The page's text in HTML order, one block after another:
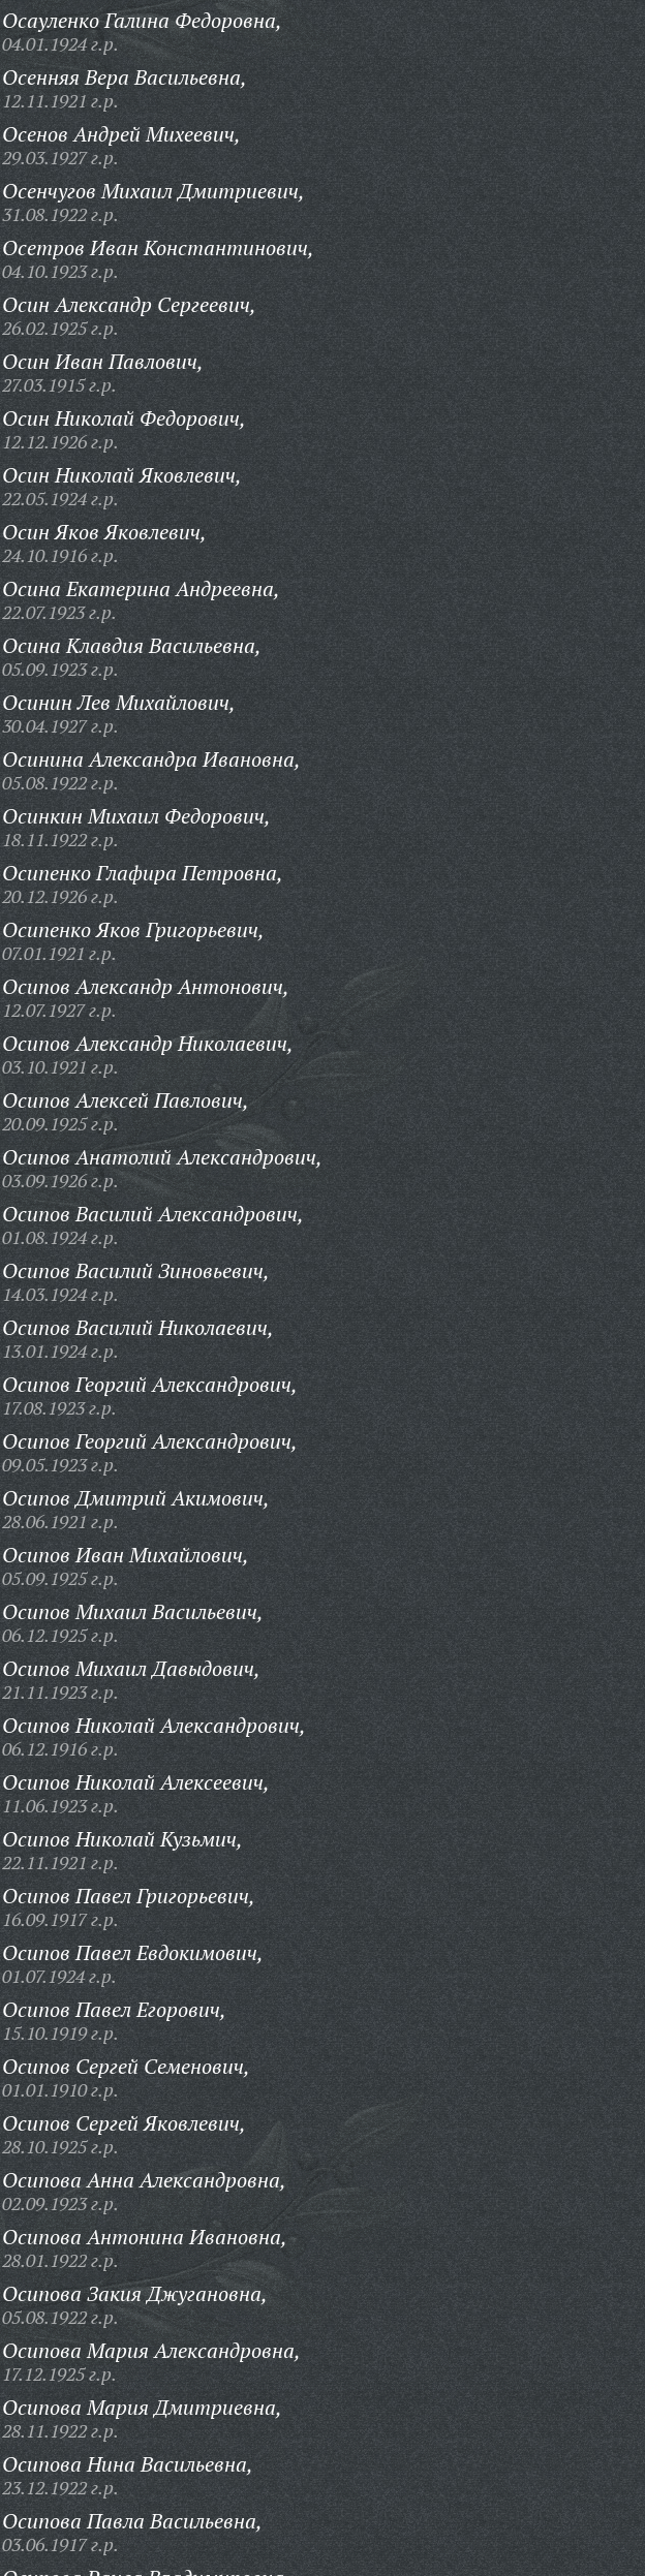
Осауленко Галина Федоровна,
04.01.1924 г.р.
Осенняя Вера Васильевна,
12.11.1921 г.р.
Осенов Андрей Михеевич,
29.03.1927 г.р.
Осенчугов Михаил Дмитриевич,
31.08.1922 г.р.
Осетров Иван Константинович,
04.10.1923 г.р.
Осин Александр Сергеевич,
26.02.1925 г.р.
Осин Иван Павлович,
27.03.1915 г.р.
Осин Николай Федорович,
12.12.1926 г.р.
Осин Николай Яковлевич,
22.05.1924 г.р.
Осин Яков Яковлевич,
24.10.1916 г.р.
Осина Екатерина Андреевна,
22.07.1923 г.р.
Осина Клавдия Васильевна,
05.09.1923 г.р.
Осинин Лев Михайлович,
30.04.1927 г.р.
Осинина Александра Ивановна,
05.08.1922 г.р.
Осинкин Михаил Федорович,
18.11.1922 г.р.
Осипенко Глафира Петровна,
20.12.1926 г.р.
Осипенко Яков Григорьевич,
07.01.1921 г.р.
Осипов Александр Антонович,
12.07.1927 г.р.
Осипов Александр Николаевич,
03.10.1921 г.р.
Осипов Алексей Павлович,
20.09.1925 г.р.
Осипов Анатолий Александрович,
03.09.1926 г.р.
Осипов Василий Александрович,
01.08.1924 г.р.
Осипов Василий Зиновьевич,
14.03.1924 г.р.
Осипов Василий Николаевич,
13.01.1924 г.р.
Осипов Георгий Александрович,
17.08.1923 г.р.
Осипов Георгий Александрович,
09.05.1923 г.р.
Осипов Дмитрий Акимович,
28.06.1921 г.р.
Осипов Иван Михайлович,
05.09.1925 г.р.
Осипов Михаил Васильевич,
06.12.1925 г.р.
Осипов Михаил Давыдович,
21.11.1923 г.р.
Осипов Николай Александрович,
06.12.1916 г.р.
Осипов Николай Алексеевич,
11.06.1923 г.р.
Осипов Николай Кузьмич,
22.11.1921 г.р.
Осипов Павел Григорьевич,
16.09.1917 г.р.
Осипов Павел Евдокимович,
01.07.1924 г.р.
Осипов Павел Егорович,
15.10.1919 г.р.
Осипов Сергей Семенович,
01.01.1910 г.р.
Осипов Сергей Яковлевич,
28.10.1925 г.р.
Осипова Анна Александровна,
02.09.1923 г.р.
Осипова Антонина Ивановна,
28.01.1922 г.р.
Осипова Закия Джугановна,
05.08.1922 г.р.
Осипова Мария Александровна,
17.12.1925 г.р.
Осипова Мария Дмитриевна,
28.11.1922 г.р.
Осипова Нина Васильевна,
23.12.1922 г.р.
Осипова Павла Васильевна,
03.06.1917 г.р.